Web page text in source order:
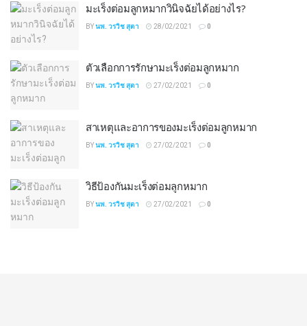
มะเร็งต่อมลูกหมากวินิจฉัยได้อย่างไร?
BYนพ. วรวิช สุตา 28/02/2021 0
ตัวเลือกการรักษามะเร็งต่อมลูกหมาก
BYนพ. วรวิช สุตา 27/02/2021 0
สาเหตุและอาการของมะเร็งต่อมลูกหมาก
BYนพ. วรวิช สุตา 27/02/2021 0
วิธีป้องกันมะเร็งต่อมลูกหมาก
BYนพ. วรวิช สุตา 27/02/2021 0